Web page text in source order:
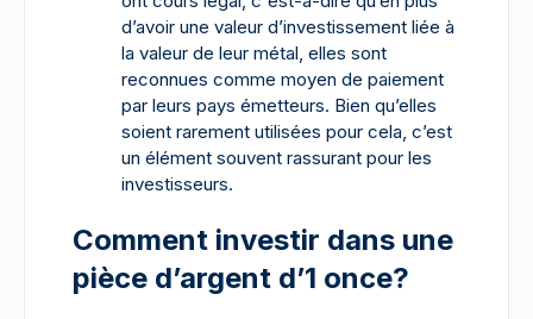
d’avoir une valeur d’investissement liée à
la valeur de leur métal, elles sont
reconnues comme moyen de paiement
par leurs pays émetteurs. Bien qu’elles
soient rarement utilisées pour cela, c’est
un élément souvent rassurant pour les
investisseurs.
Comment investir dans une
pièce d’argent d’1 once?